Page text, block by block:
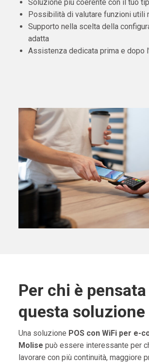
Soluzione più coerente con il tuo
Possibilità di valutare funzioni utili
Supporto nella scelta della
adatta
Assistenza dedicata prima e dopo
Per chi è pensata
questa soluzione
Una soluzione POS con WiFi per e-
Molise può essere interessante per
lavorare con più continuità, maggiore